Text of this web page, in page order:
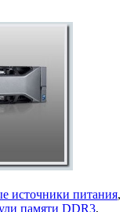
источники питания,
памяти DDR3,